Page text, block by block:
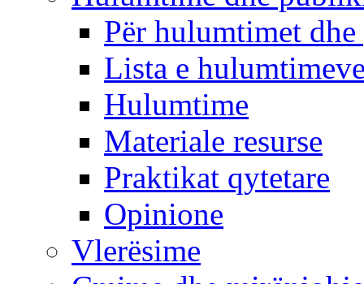
Për hulumtimet
Lista e
Hulumtime
Materiale resurse
Praktikat qytetare
Opinione
Vlerësime